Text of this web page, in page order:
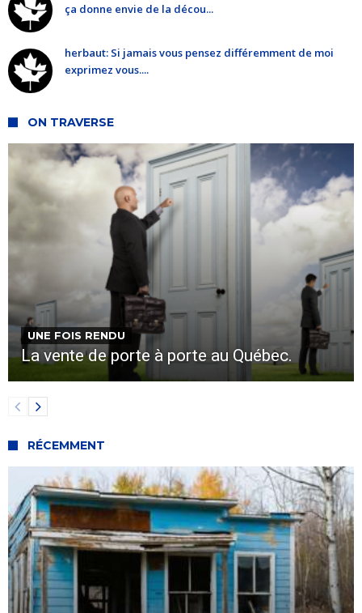
ça donne envie de la décou...
herbaut: Si jamais vous pensez différemment de moi
exprimez vous....
ON TRAVERSE
UNE FOIS RENDU
La vente de porte à porte au Québec.
RÉCEMMENT